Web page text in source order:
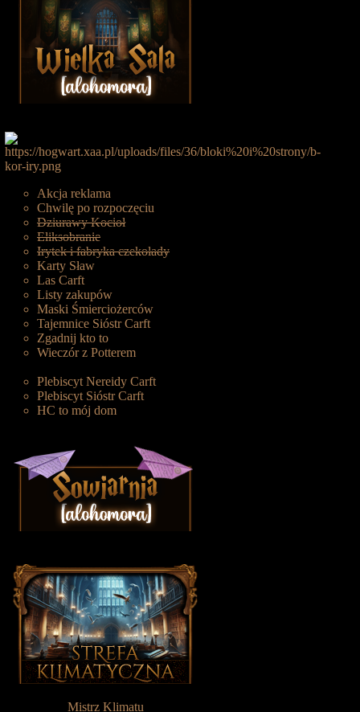
Akcja reklama
Chwilę po rozpoczęciu
Dziurawy Kocioł
Eliksobranie
Irytek i fabryka czekolady
Karty Sław
Las Carft
Listy zakupów
Maski Śmierciożerców
Tajemnice Sióstr Carft
Zgadnij kto to
Wieczór z Potterem
Plebiscyt Nereidy Carft
Plebiscyt Sióstr Carft
HC to mój dom
Mistrz Klimatu